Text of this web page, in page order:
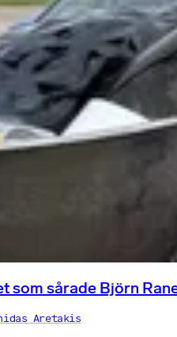
som sårade Björn
Aretakis